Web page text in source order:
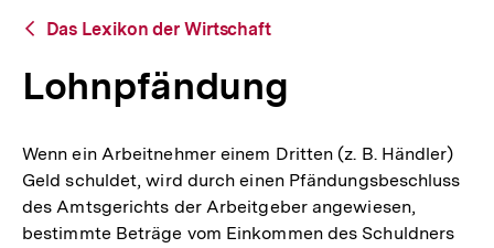
Zurück
Übersicht
Das Lexikon der Wirtschaft
Lohnpfändung
Wenn ein Arbeitnehmer einem Dritten (z. B. Händler)
Geld schuldet, wird durch einen Pfändungsbeschluss
des Amtsgerichts der Arbeitgeber angewiesen,
bestimmte Beträge vom Einkommen des Schuldners